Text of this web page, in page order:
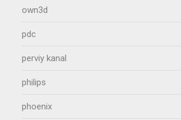
own3d
pdc
perviy kanal
philips
phoenix